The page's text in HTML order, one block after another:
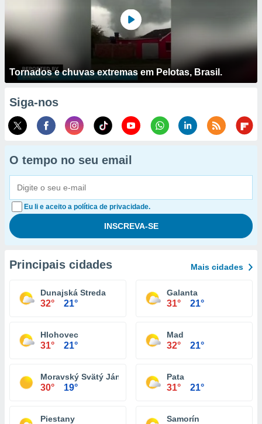
Tornados e chuvas extremas em Pelotas, Brasil.
Siga-nos
O tempo no seu email
Eu li e aceito a política de privacidade.
Principais cidades Mais cidades
Dunajská Streda
32° 21°
Galanta
31° 21°
Hlohovec
31° 21°
Mad
32° 21°
Moravský Svätý Ján
30° 19°
Pata
31° 21°
Piestany Samorín